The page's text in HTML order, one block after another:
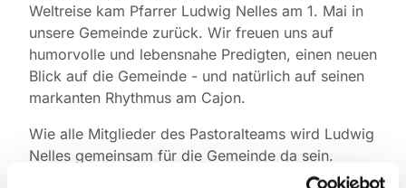
Weltreise kam Pfarrer Ludwig Nelles am 1. Mai in
unsere Gemeinde zurück. Wir freuen uns auf
humorvolle und lebensnahe Predigten, einen neuen
Blick auf die Gemeinde - und natürlich auf seinen
markanten Rhythmus am Cajon.
Wie alle Mitglieder des Pastoralteams wird Ludwig
Nelles gemeinsam für die Gemeinde da sein.
Neben der Gemeindearbeit ist er mit einem halben